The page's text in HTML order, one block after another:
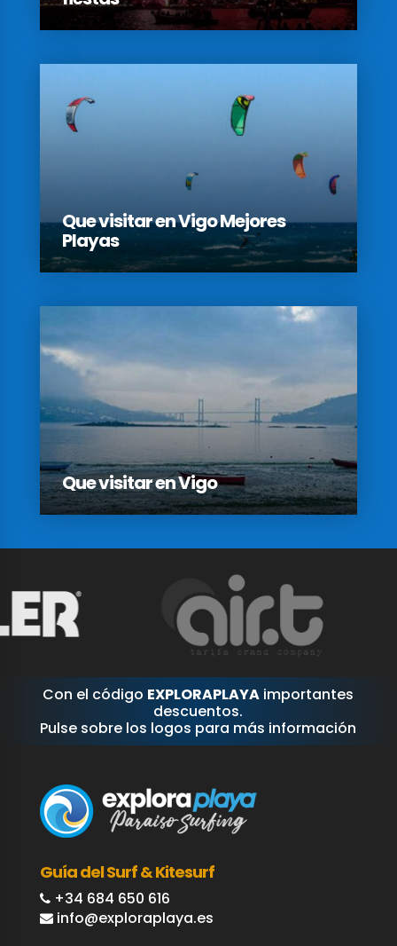
Que visitar en Vigo Mejores
Playas
Que visitar en Vigo
Con el código EXPLORAPLAYA importantes
descuentos.
Pulse sobre los logos para más información
Guía del Surf & Kitesurf
+34 684 650 616
info@exploraplaya.es